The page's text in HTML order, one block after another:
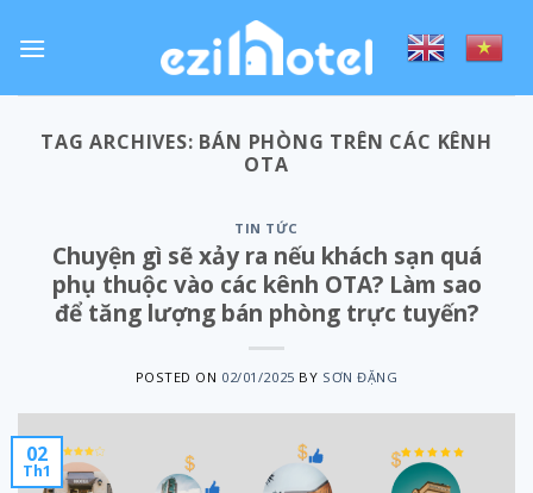
TAG ARCHIVES: BÁN PHÒNG TRÊN CÁC KÊNH
OTA
TIN TỨC
Chuyện gì sẽ xảy ra nếu khách sạn quá
phụ thuộc vào các kênh OTA? Làm sao
để tăng lượng bán phòng trực tuyến?
POSTED ON 02/01/2025 BY SƠN ĐẶNG
02
Th1